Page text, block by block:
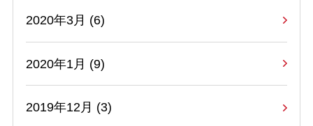
2020年3月 (6)
2020年1月 (9)
2019年12月 (3)